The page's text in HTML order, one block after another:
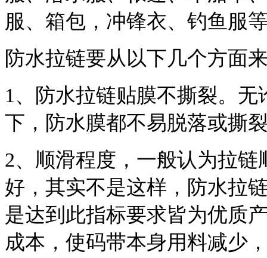
服、箱包，冲锋衣、钓鱼服
防水拉链要从以下几个方面
1、防水拉链贴膜不撕裂。
下，防水膜都不易脱落或撕
2、顺滑程度，一般认为拉
好，其实不是这样，防水拉
是达到此指标要求皆为优质
成本，使码带本身用料减少